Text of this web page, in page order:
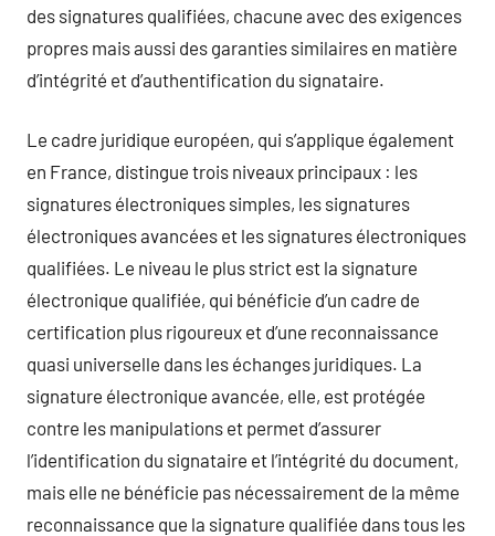
des signatures qualifiées, chacune avec des exigences
propres mais aussi des garanties similaires en matière
d’intégrité et d’authentification du signataire.
Le cadre juridique européen, qui s’applique également
en France, distingue trois niveaux principaux : les
signatures électroniques simples, les signatures
électroniques avancées et les signatures électroniques
qualifiées. Le niveau le plus strict est la signature
électronique qualifiée, qui bénéficie d’un cadre de
certification plus rigoureux et d’une reconnaissance
quasi universelle dans les échanges juridiques. La
signature électronique avancée, elle, est protégée
contre les manipulations et permet d’assurer
l’identification du signataire et l’intégrité du document,
mais elle ne bénéficie pas nécessairement de la même
reconnaissance que la signature qualifiée dans tous les